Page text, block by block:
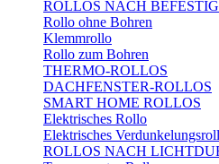
ROLLOS NACH
Rollo ohne Bohren
Klemmrollo
Rollo zum Bohren
THERMO-ROLLOS
DACHFENSTER-ROLLOS
SMART HOME ROLLOS
Elektrisches Rollo
Elektrisches
ROLLOS NACH